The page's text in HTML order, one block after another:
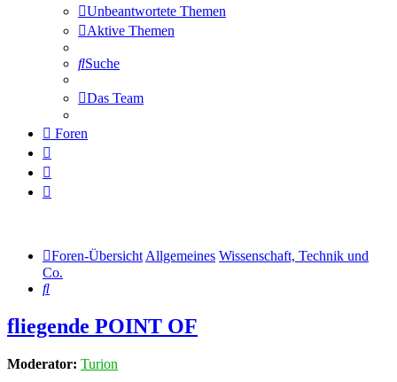
Unbeantwortete Themen
Aktive Themen
Suche
Das Team
Foren
Foren-ÜbersichtAllgemeines Wissenschaft, Technik und
Co.
Suche
fliegende POINT OF
Moderator: Turion